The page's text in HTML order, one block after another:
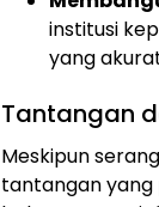
institusi
yang
Tantangan
Meskipun
tantangan yang